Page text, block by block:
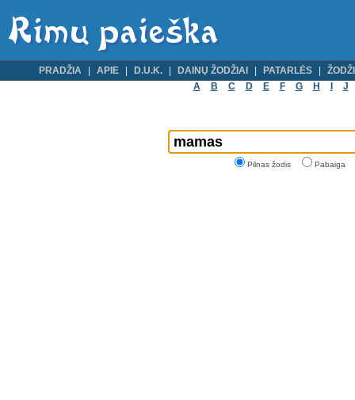
PRADŽIA APIE D.U.K. DAINŲ ŽODŽIAI PATARLĖS
A
B C D E F G H J
Pilnas žodis Pabaiga